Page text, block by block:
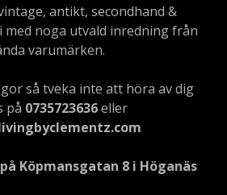
antikt, secondhand &
noga utvald inredning från
varumärken.
så tveka inte att höra av dig
på 0735723636eller
Köpmansgatan 8 i Höganäs